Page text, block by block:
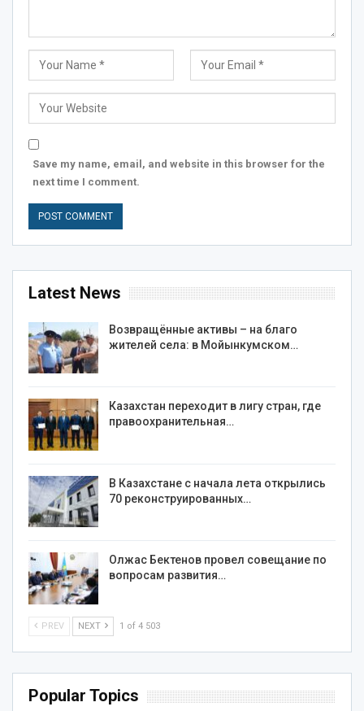
Save my name, email, and website in this browser for the
next time I comment.
Latest News
Возвращённые активы – на благо
жителей села: в Мойынкумском…
Казахстан переходит в лигу стран, где
правоохранительная…
В Казахстане с начала лета открылись
70 реконструированных…
Олжас Бектенов провел совещание по
вопросам развития…
PREV NEXT 1 of 4 503
Popular Topics